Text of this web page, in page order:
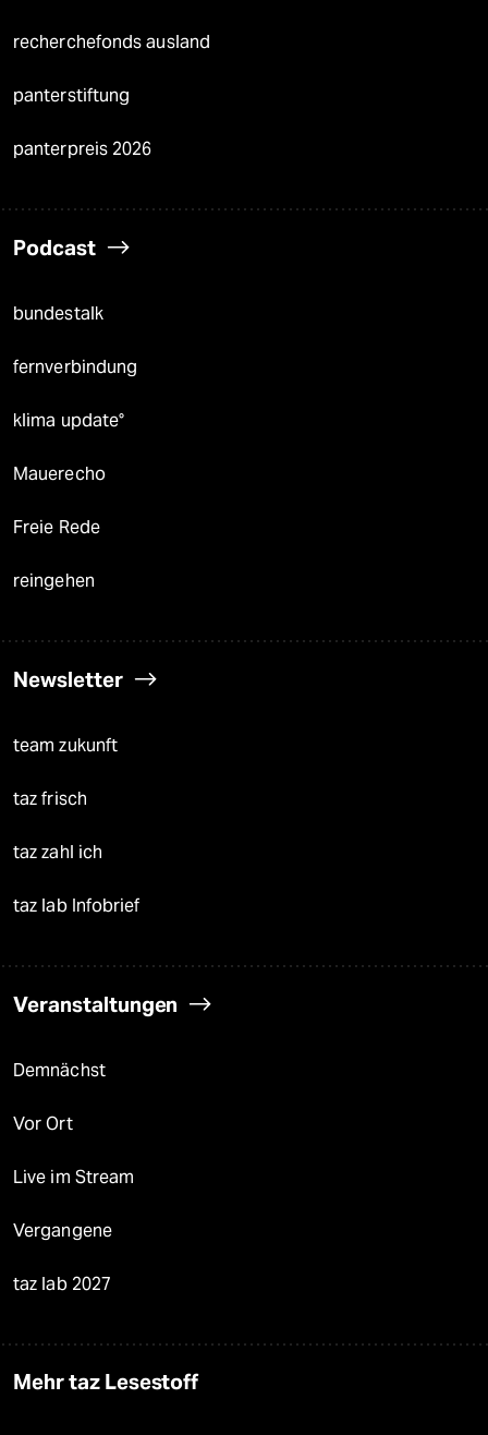
recherchefonds ausland
panterstiftung
panterpreis 2026
Podcast
bundestalk
fernverbindung
klima update°
Mauerecho
Freie Rede
reingehen
Newsletter
team zukunft
taz frisch
taz zahl ich
taz lab Infobrief
Veranstaltungen
Demnächst
Vor Ort
Live im Stream
Vergangene
taz lab 2027
Mehr taz Lesestoff